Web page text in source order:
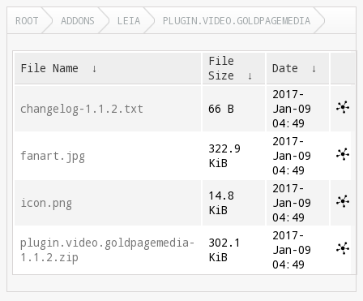
ROOT ADDONS LEIA PLUGIN.VIDEO.GOLDPAGEMEDIA
File Name ↓
File
Size
↓ Date ↓
changelog-1.1.2.txt 66 B
2017-
Jan-09
04:49
fanart.jpg
322.9
KiB
2017-
Jan-09
04:49
icon.png
14.8
KiB
2017-
Jan-09
04:49
plugin.video.goldpagemedia-
1.1.2.zip
302.1
KiB
2017-
Jan-09
04:49